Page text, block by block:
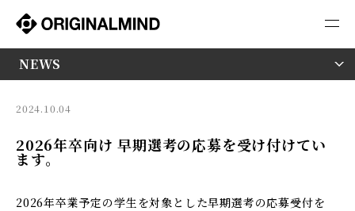
NEWS
採用情報
2024.10.04
2026年卒向け 早期選考の応募を受け付けてい
ます。
2026年卒業予定の学生を対象とした早期選考の応募受付を